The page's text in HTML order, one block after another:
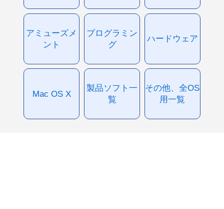
アミューズメ
ント
プログラミン
グ
ハードウェア
Mac OS X
製品ソフト一
覧
その他、全OS
用一覧